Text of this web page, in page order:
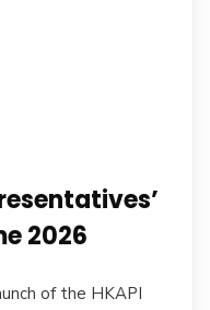
2026
of the HKAPI